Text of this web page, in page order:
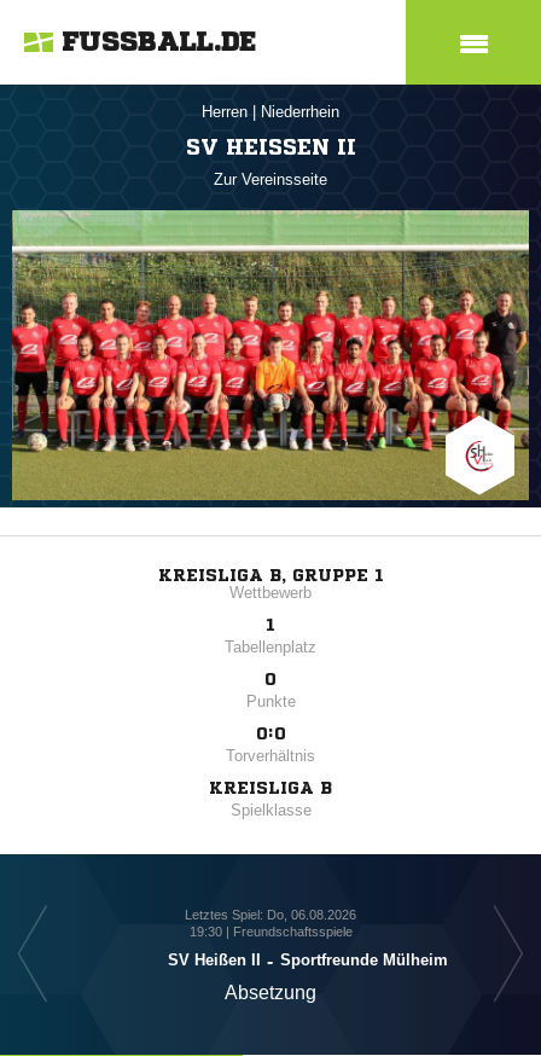
FUSSBALL.DE
Herren Niederrhein
SV HEISSEN II
Zur Vereinsseite
KREISLIGA B, GRUPPE 1
Wettbewerb
1
Tabellenplatz
0
Punkte
0:0
Torverhältnis
KREISLIGA B
Spielklasse
Letztes Spiel: Do, 06.08.2026
19:30 | Freundschaftsspiele
SV Heißen II - Sportfreunde Mülheim
Absetzung